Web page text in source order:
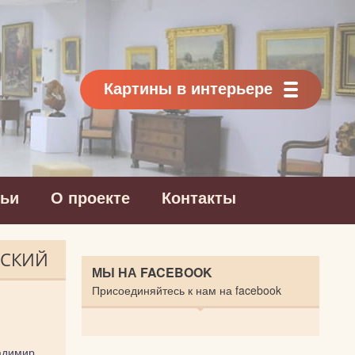
Картины в интерьере
О проекте Контакты
МЫ НА FACEBOOK
Присоединяйтесь к нам на facebook